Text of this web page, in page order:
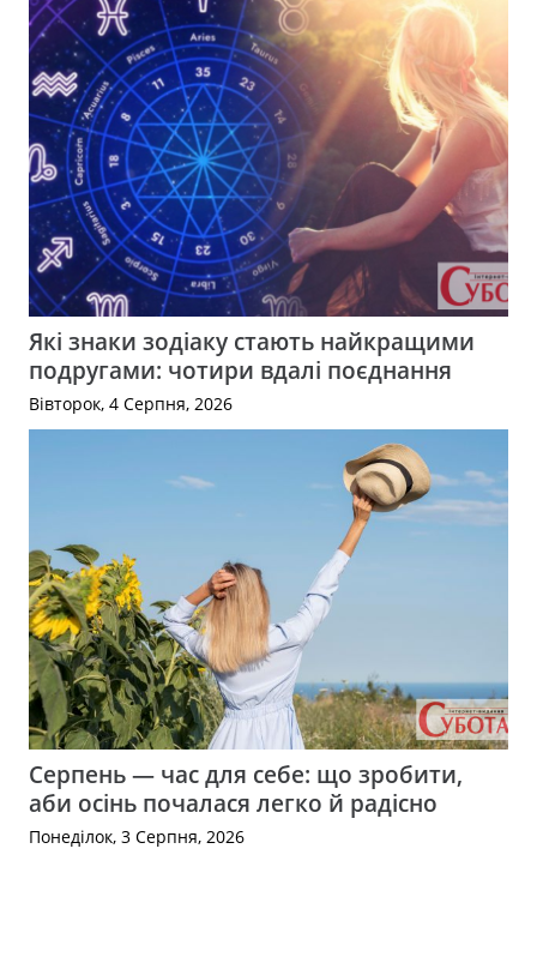
Які знаки зодіаку стають найкращими
подругами: чотири вдалі поєднання
Вівторок, 4 Серпня, 2026
Серпень — час для себе: що зробити,
аби осінь почалася легко й радісно
Понеділок, 3 Серпня, 2026